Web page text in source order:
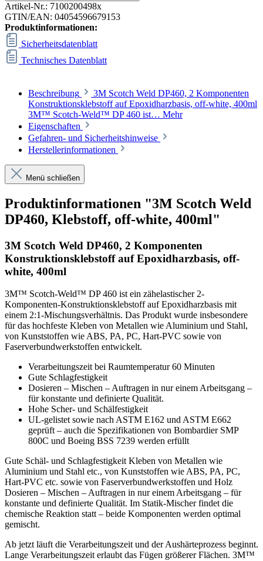
Artikel-Nr.: 7100200498x
GTIN/EAN: 04054596679153
Produktinformationen:
Sicherheitsdatenblatt
Technisches Datenblatt
Beschreibung
3M Scotch Weld DP460, 2 Komponenten
Konstruktionsklebstoff auf Epoxidharzbasis, off-white, 400ml
3M™ Scotch-Weld™ DP 460 ist… Mehr
Eigenschaften
Gefahren- und Sicherheitshinweise
Herstellerinformationen
Menü schließen
Produktinformationen "3M Scotch Weld
DP460, Klebstoff, off-white, 400ml"
3M Scotch Weld DP460, 2 Komponenten
Konstruktionsklebstoff auf Epoxidharzbasis, off-
white, 400ml
3M™ Scotch-Weld™ DP 460 ist ein zähelastischer 2-
Komponenten-Konstruktionsklebstoff auf Epoxidharzbasis mit
einem 2:1-Mischungsverhältnis. Das Produkt wurde insbesondere
für das hochfeste Kleben von Metallen wie Aluminium und Stahl,
von Kunststoffen wie ABS, PA, PC, Hart-PVC sowie von
Faserverbundwerkstoffen entwickelt.
Verarbeitungszeit bei Raumtemperatur 60 Minuten
Gute Schlagfestigkeit
Dosieren – Mischen – Auftragen in nur einem Arbeitsgang –
für konstante und definierte Qualität.
Hohe Scher- und Schälfestigkeit
UL-gelistet sowie nach ASTM E162 und ASTM E662
geprüft – auch die Spezifikationen von Bombardier SMP
800C und Boeing BSS 7239 werden erfüllt
Gute Schäl- und Schlagfestigkeit Kleben von Metallen wie
Aluminium und Stahl etc., von Kunststoffen wie ABS, PA, PC,
Hart-PVC etc. sowie von Faserverbundwerkstoffen und Holz
Dosieren – Mischen – Auftragen in nur einem Arbeitsgang – für
konstante und definierte Qualität. Im Statik-Mischer findet die
chemische Reaktion statt – beide Komponenten werden optimal
gemischt.
Ab jetzt läuft die Verarbeitungszeit und der Aushärteprozess beginnt.
Lange Verarbeitungszeit erlaubt das Fügen größerer Flächen. 3M™